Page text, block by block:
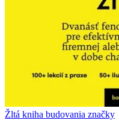
Žltá kniha budovania značky